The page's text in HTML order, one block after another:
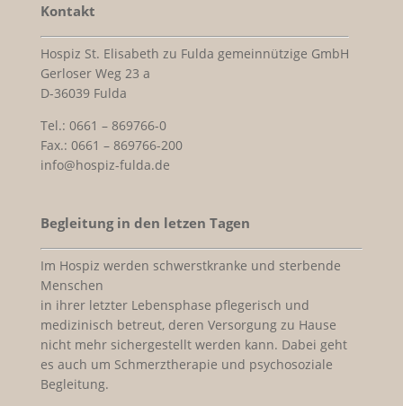
Kontakt
Hospiz St. Elisabeth zu Fulda gemeinnützige GmbH
Gerloser Weg 23 a
D-36039 Fulda
Tel.: 0661 – 869766-0
Fax.: 0661 – 869766-200
info@hospiz-fulda.de
Begleitung in den letzen Tagen
Im Hospiz werden schwerstkranke und sterbende
Menschen
in ihrer letzter Lebensphase pflegerisch und
medizinisch betreut, deren Versorgung zu Hause
nicht mehr sichergestellt werden kann. Dabei geht
es auch um Schmerztherapie und psychosoziale
Begleitung.